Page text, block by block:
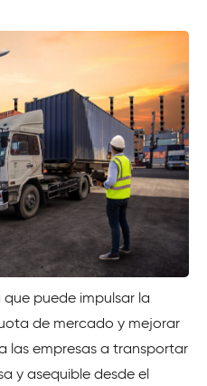
que puede impulsar la
de mercado y mejorar
las empresas a transportar
y asequible desde el